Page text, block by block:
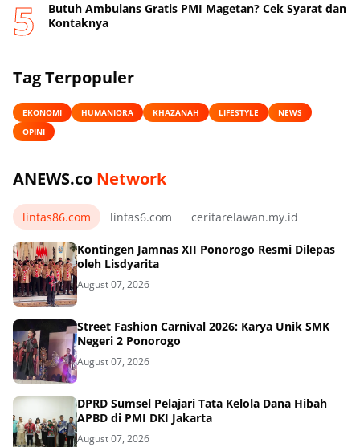
Butuh Ambulans Gratis PMI Magetan? Cek Syarat dan
Kontaknya
Tag Terpopuler
EKONOMI HUMANIORA KHAZANAH LIFESTYLE
NEWS
OPINI
ANEWS.co Network
lintas86.com lintas6.com ceritarelawan.my.id
Kontingen Jamnas XII Ponorogo Resmi Dilepas
oleh Lisdyarita
August 07, 2026
Street Fashion Carnival 2026: Karya Unik SMK
Negeri 2 Ponorogo
August 07, 2026
DPRD Sumsel Pelajari Tata Kelola Dana Hibah
APBD di PMI DKI Jakarta
August 07, 2026